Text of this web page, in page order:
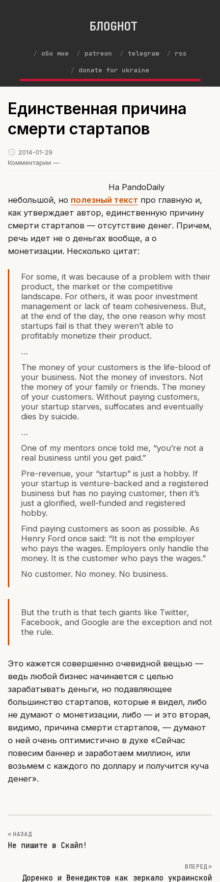
БЛОGНОТ
обо мне patreon telegram
rss
donate for ukraine
Единственная причина
смерти стартапов
2014-01-29
Комментарии —
На PandoDaily
небольшой, но полезный текст про главную и,
как утверждает автор, единственную причину
смерти стартапов — отсутствие денег. Причем,
речь идет не о деньгах вообще, а о
монетизации. Несколько цитат:
For some, it was because of a problem with their
product, the market or the competitive
landscape. For others, it was poor investment
management or lack of team cohesiveness. But,
at the end of the day, the one reason why most
startups fail is that they weren’t able to
profitably monetize their product.
…
The money of your customers is the life-blood of
your business. Not the money of investors. Not
the money of your family or friends. The money
of your customers. Without paying customers,
your startup starves, suffocates and eventually
dies by suicide.
…
One of my mentors once told me, “you’re not a
real business until you get paid.”
Pre-revenue, your “startup” is just a hobby. If
your startup is venture-backed and a registered
business but has no paying customer, then it’s
just a glorified, well-funded and registered
hobby.
Find paying customers as soon as possible. As
Henry Ford once said: “It is not the employer
who pays the wages. Employers only handle the
money. It is the customer who pays the wages.”
No customer. No money. No business.
But the truth is that tech giants like Twitter,
Facebook, and Google are the exception and not
the rule.
Это кажется совершенно очевидной вещью —
ведь любой бизнес начинается с целью
зарабатывать деньги, но подавляющее
большинство стартапов, которые я видел, либо
не думают о монетизации, либо — и это вторая,
видимо, причина смерти стартапов, — думают
о ней очень оптимистично в духе «Сейчас
повесим баннер и заработаем миллион, или
возьмем с каждого по доллару и получится куча
денег».
« НАЗАД
Не пишите в Скайп!
ВПЕРЕД »
Доренко и Венедиктов как зеркало украинской